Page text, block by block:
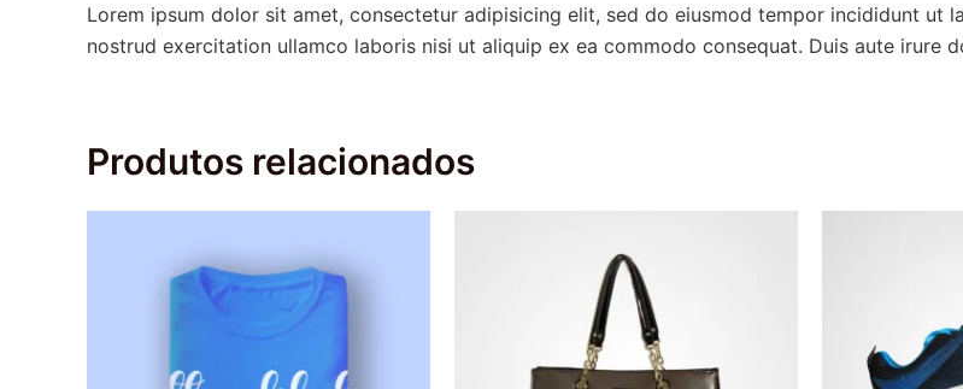
Lorem ipsum dolor sit amet, consectetur adipisicing elit, sed do eiusmod tempor incididunt ut
nostrud exercitation ullamco laboris nisi ut aliquip ex ea commodo consequat. Duis aute irure
Produtos relacionados